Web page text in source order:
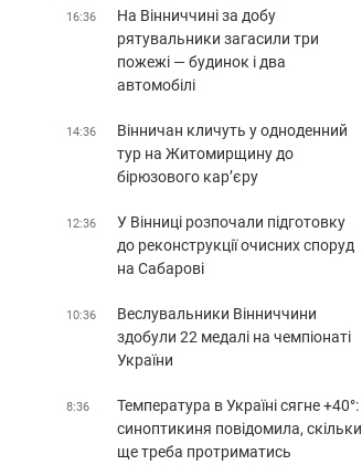
16:36
На Вінниччині за добу
рятувальники загасили три
пожежі — будинок і два
автомобілі
14:36
Вінничан кличуть у одноденний
тур на Житомирщину до
бірюзового кар’єру
12:36
У Вінниці розпочали підготовку
до реконструкції очисних споруд
на Сабарові
10:36
Веслувальники Вінниччини
здобули 22 медалі на чемпіонаті
України
8:36
Температура в Україні сягне +40°:
синоптикиня повідомила, скільки
ще треба протриматись